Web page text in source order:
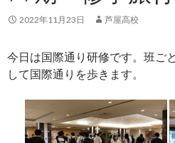
2022年11月23日 芦屋高校
今日は国際通り研修です。班ご
して国際通りを歩きます。